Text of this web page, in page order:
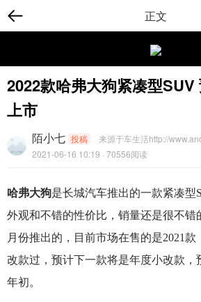
正文
2022款哈弗大狗紧凑型SUV
上市
陌小七 投稿 来源于车生活http://
2021-06-16 10:19 · 70556阅读
哈弗大狗是长城汽车推出的一款紧凑型
外观和不错的性价比，销量还是很不错
月份推出的，目前市场在售的是2021
改款过，预计下一款将是年度小改款，
年初。